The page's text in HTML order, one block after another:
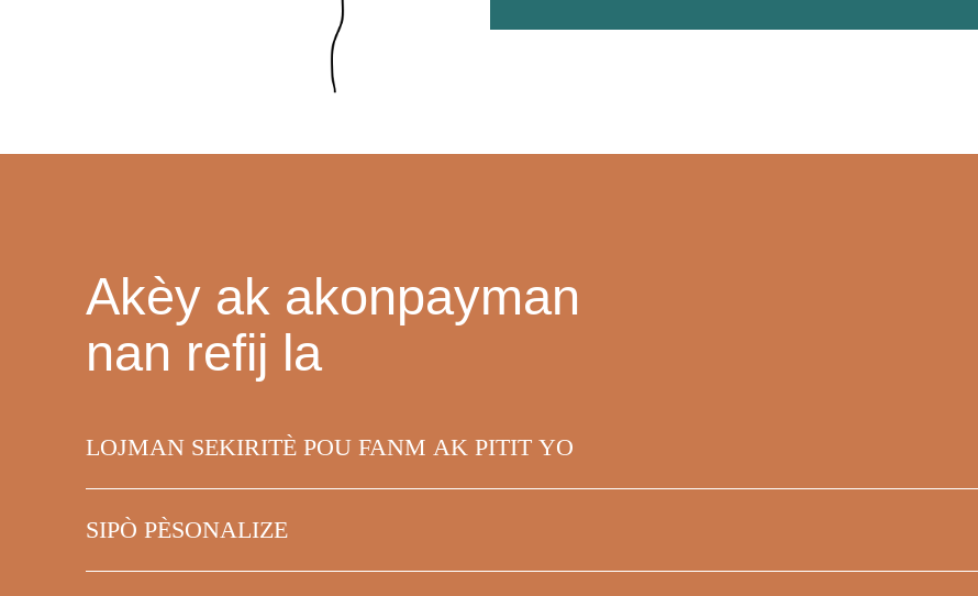
Akèy ak akonpayman
nan refij la
LOJMAN SEKIRITÈ POU FANM AK PITIT YO
SIPÒ PÈSONALIZE